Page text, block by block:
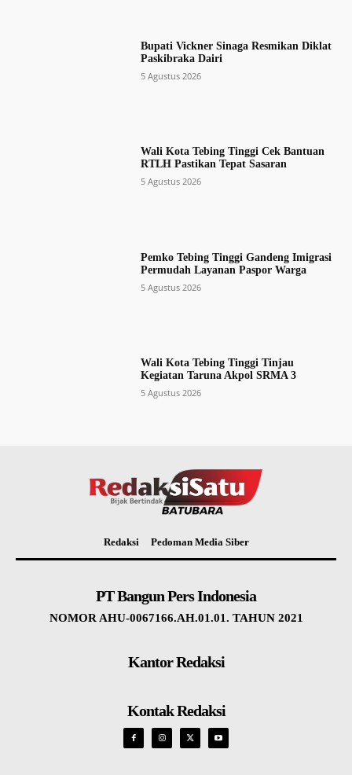
Bupati Vickner Sinaga Resmikan Diklat
Paskibraka Dairi
5 Agustus 2026
Wali Kota Tebing Tinggi Cek Bantuan
RTLH Pastikan Tepat Sasaran
5 Agustus 2026
Pemko Tebing Tinggi Gandeng Imigrasi
Permudah Layanan Paspor Warga
5 Agustus 2026
Wali Kota Tebing Tinggi Tinjau
Kegiatan Taruna Akpol SRMA 3
5 Agustus 2026
Redaksi Pedoman Media Siber
PT Bangun Pers Indonesia
NOMOR AHU-0067166.AH.01.01. TAHUN 2021
Kantor Redaksi
Kontak Redaksi